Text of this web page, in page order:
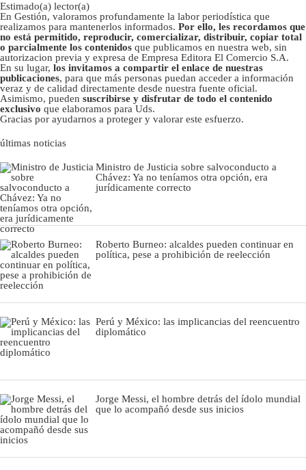
Estimado(a) lector(a)
En Gestión, valoramos profundamente la labor periodística que
realizamos para mantenerlos informados. Por ello, les recordamos que
no está permitido, reproducir, comercializar, distribuir, copiar total
o parcialmente los contenidos que publicamos en nuestra web, sin
autorizacion previa y expresa de Empresa Editora El Comercio S.A.
En su lugar, los invitamos a compartir el enlace de nuestras
publicaciones, para que más personas puedan acceder a información
veraz y de calidad directamente desde nuestra fuente oficial.
Asimismo, pueden suscribirse y disfrutar de todo el contenido
exclusivo que elaboramos para Uds.
Gracias por ayudarnos a proteger y valorar este esfuerzo.
últimas noticias
Ministro de Justicia sobre salvoconducto a
Chávez: Ya no teníamos otra opción, era
jurídicamente correcto
Roberto Burneo: alcaldes pueden continuar en
política, pese a prohibición de reelección
Perú y México: las implicancias del reencuentro
diplomático
Jorge Messi, el hombre detrás del ídolo mundial
que lo acompañó desde sus inicios